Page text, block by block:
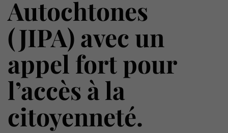
Autochtones
(JIPA) avec un
appel fort pour
l’accès à la
citoyenneté.